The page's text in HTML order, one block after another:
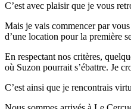
C’est avec plaisir que je vous
Mais je vais commencer par
d’une location pour la première
En respectant nos critères,
où Suzon pourrait s’ébattre. Je
C’est ainsi que je rencontrais